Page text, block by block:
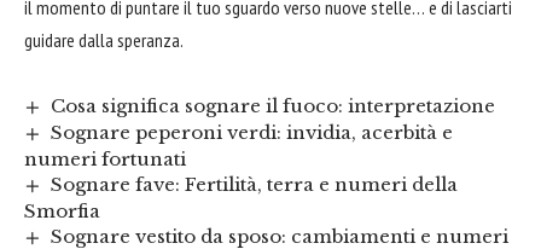
il momento di puntare il tuo sguardo verso nuove stelle… e di lasciarti
guidare dalla speranza.
Cosa significa sognare il fuoco: interpretazione
Sognare peperoni verdi: invidia, acerbità e
numeri fortunati
Sognare fave: Fertilità, terra e numeri della
Smorfia
Sognare vestito da sposo: cambiamenti e numeri